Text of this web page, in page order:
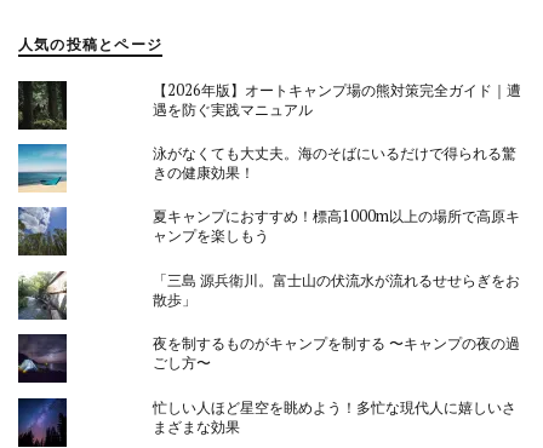
人気の投稿とページ
【2026年版】オートキャンプ場の熊対策完全ガイド｜遭
遇を防ぐ実践マニュアル
泳がなくても大丈夫。海のそばにいるだけで得られる驚
きの健康効果！
夏キャンプにおすすめ！標高1000m以上の場所で高原キ
ャンプを楽しもう
「三島 源兵衛川。富士山の伏流水が流れるせせらぎをお
散歩」
夜を制するものがキャンプを制する 〜キャンプの夜の過
ごし方〜
忙しい人ほど星空を眺めよう！多忙な現代人に嬉しいさ
まざまな効果